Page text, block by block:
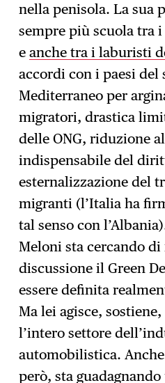
nella penisola. La sua
sempre più scuola tra
eanche tra i laburisti
accordi con i paesi del
Mediterraneo per
migratori, drastica
delle ONG, riduzione
indispensabile del
esternalizzazione del
migranti (l’Italia ha
tal senso con
Meloni sta cercando
discussione il Green
essere definita
Ma lei agisce,
l’intero settore
automobilistica.
però, sta